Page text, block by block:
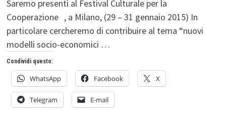
Saremo presenti al Festival Culturale per la
Cooperazione , a Milano, (29 – 31 gennaio 2015) In
particolare cercheremo di contribuire al tema “nuovi
modelli socio-economici …
Condividi questo:
WhatsApp Facebook X
Telegram E-mail